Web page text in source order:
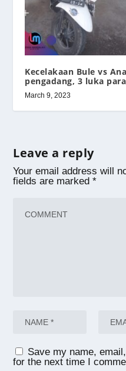
Kecelakaan Bule vs
pengadang, 3 luka
March 9, 2023
Leave a reply
Your email address will
fields are marked*
Save my name,
for the next time I